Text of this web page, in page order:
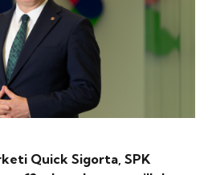
Quick Sigorta, SPK